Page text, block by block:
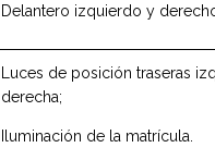
Delantero izquierdo y
Luces de posición traseras
derecha;
Iluminación de la matrícula.